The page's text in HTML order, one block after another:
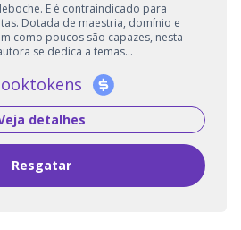
E é contraindicado para
Dotada de maestria, domínio e
como poucos são capazes, nesta
se dedica a temas...
detalhes
Resgatar